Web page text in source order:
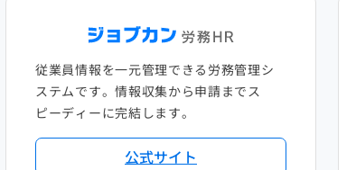
従業員情報を一元管理できる労務管理シ
ステムです。情報収集から申請までス
ピーディーに完結します。
公式サイト